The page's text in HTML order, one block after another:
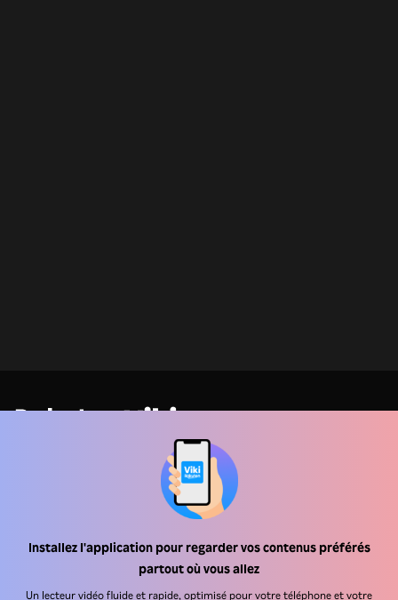
Installez l'application pour regarder vos contenus préférés
partout où vous allez
Un lecteur vidéo fluide et rapide, optimisé pour votre téléphone et votre
Centre d'assistance